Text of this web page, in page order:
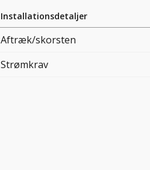
Installationsdetaljer
Aftræk/skorsten
Strømkrav